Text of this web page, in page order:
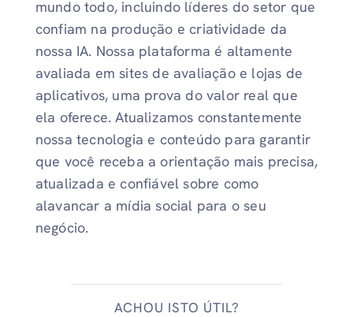
mundo todo, incluindo líderes do setor que
confiam na produção e criatividade da
nossa IA. Nossa plataforma é altamente
avaliada em sites de avaliação e lojas de
aplicativos, uma prova do valor real que
ela oferece. Atualizamos constantemente
nossa tecnologia e conteúdo para garantir
que você receba a orientação mais precisa,
atualizada e confiável sobre como
alavancar a mídia social para o seu
negócio.
ACHOU ISTO ÚTIL?